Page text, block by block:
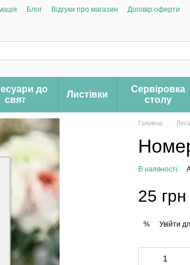
Блог Відгуки про магазин Договір оферти
до
свят
Листівки
Сервіровка
столу
Головна
В наявності
25 грн
% Увійти